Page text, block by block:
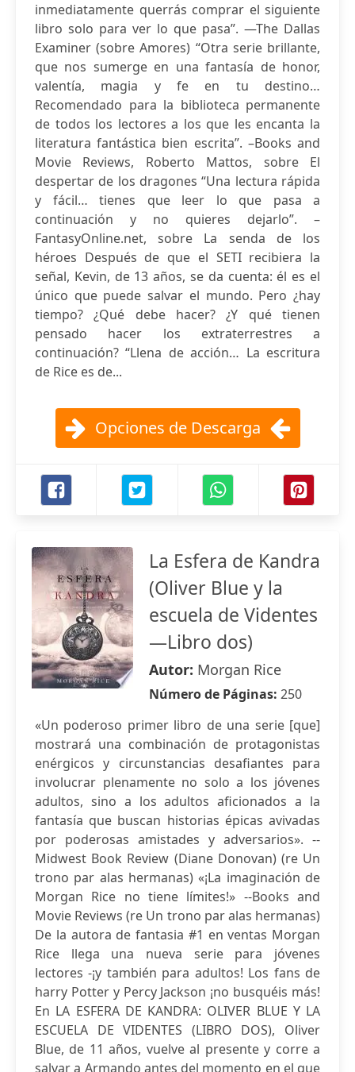
inmediatamente querrás comprar el siguiente
libro solo para ver lo que pasa”. —The Dallas
Examiner (sobre Amores) “Otra serie brillante,
que nos sumerge en una fantasía de honor,
valentía, magia y fe en tu destino…
Recomendado para la biblioteca permanente
de todos los lectores a los que les encanta la
literatura fantástica bien escrita”. –Books and
Movie Reviews, Roberto Mattos, sobre El
despertar de los dragones “Una lectura rápida
y fácil… tienes que leer lo que pasa a
continuación y no quieres dejarlo”. –
FantasyOnline.net, sobre La senda de los
héroes Después de que el SETI recibiera la
señal, Kevin, de 13 años, se da cuenta: él es el
único que puede salvar el mundo. Pero ¿hay
tiempo? ¿Qué debe hacer? ¿Y qué tienen
pensado hacer los extraterrestres a
continuación? “Llena de acción… La escritura
de Rice es de...
Opciones de Descarga
La Esfera de Kandra
(Oliver Blue y la
escuela de Videntes
—Libro dos)
Autor: Morgan Rice
Número de Páginas: 250
«Un poderoso primer libro de una serie [que]
mostrará una combinación de protagonistas
enérgicos y circunstancias desafiantes para
involucrar plenamente no solo a los jóvenes
adultos, sino a los adultos aficionados a la
fantasía que buscan historias épicas avivadas
por poderosas amistades y adversarios». --
Midwest Book Review (Diane Donovan) (re Un
trono par alas hermanas) «¡La imaginación de
Morgan Rice no tiene límites!» --Books and
Movie Reviews (re Un trono par alas hermanas)
De la autora de fantasia #1 en ventas Morgan
Rice llega una nueva serie para jóvenes
lectores -¡y también para adultos! Los fans de
harry Potter y Percy Jackson ¡no busquéis más!
En LA ESFERA DE KANDRA: OLIVER BLUE Y LA
ESCUELA DE VIDENTES (LIBRO DOS), Oliver
Blue, de 11 años, vuelve al presente y corre a
salvar a Armando antes del momento en el que